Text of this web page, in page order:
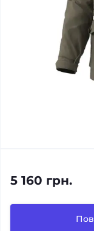
5 160 грн.